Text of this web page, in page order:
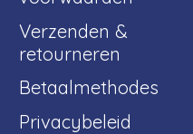
Verzenden &
retourneren
Betaalmethodes
Privacybeleid